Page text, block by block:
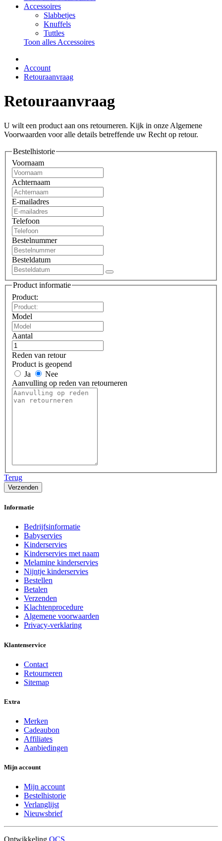
Accessoires
Slabbetjes
Knuffels
Tuttles
Toon alles Accessoires
Account
Retouraanvraag
Retouraanvraag
U wilt een product aan ons retourneren. Kijk in onze Algemene
Voorwaarden voor alle details betreffende uw Recht op retour.
Bestelhistorie
Voornaam
Achternaam
E-mailadres
Telefoon
Bestelnummer
Besteldatum
Product informatie
Product:
Model
Aantal
Reden van retour
Product is geopend
Ja
Nee
Aanvulling op reden van retourneren
Terug
Informatie
Bedrijfsinformatie
Babyservies
Kinderservies
Kinderservies met naam
Melamine kinderservies
Nijntje kinderservies
Bestellen
Betalen
Verzenden
Klachtenprocedure
Algemene voorwaarden
Privacy-verklaring
Klantenservice
Contact
Retourneren
Sitemap
Extra
Merken
Cadeaubon
Affiliates
Aanbiedingen
Mijn account
Mijn account
Bestelhistorie
Verlanglijst
Nieuwsbrief